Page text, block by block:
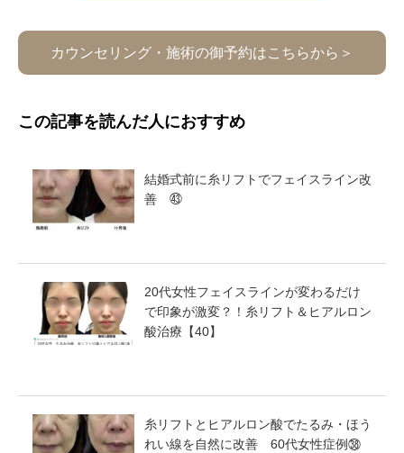
カウンセリング・施術の御予約はこちらから＞
この記事を読んだ人におすすめ
結婚式前に糸リフトでフェイスライン改
善 ㊸
20代女性フェイスラインが変わるだけ
で印象が激変？！糸リフト＆ヒアルロン
酸治療【40】
糸リフトとヒアルロン酸でたるみ・ほう
れい線を自然に改善 60代女性症例㊳